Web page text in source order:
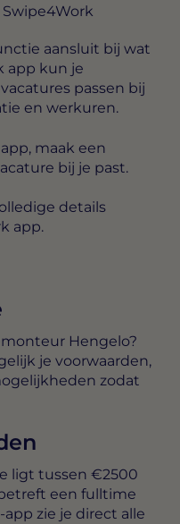
aansluit bij wat
app kun je
passen bij
en werkuren.
maak een
bij je past.
details
app.
Hengelo?
je voorwaarden,
zodat
ligt tussen €2500
een fulltime
zie je direct alle